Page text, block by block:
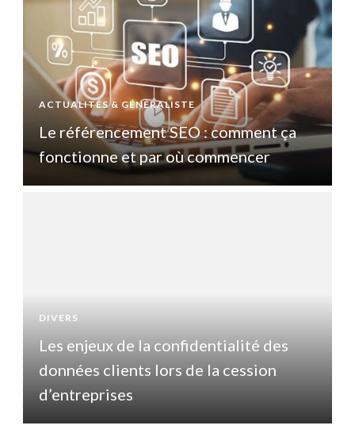
ACTUALITÉS & GÉNÉRALISTE
Le référencement SEO : comment ça
fonctionne et par où commencer
DIVERS
Les enjeux de la confidentialité des
données clients lors de la cession
d’entreprises